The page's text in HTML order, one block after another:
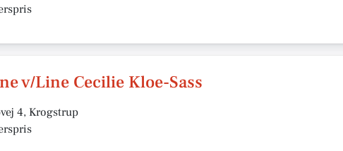
v/Line Cecilie Kloe-Sass
4, Krogstrup